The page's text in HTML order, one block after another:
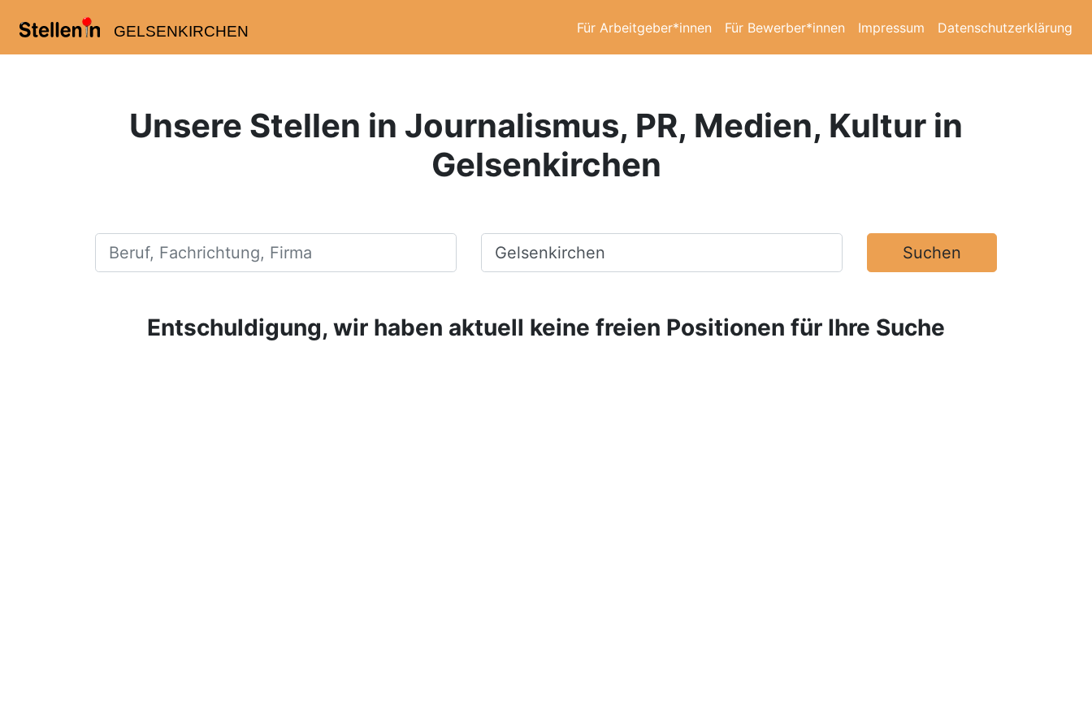
GELSENKIRCHEN Für Arbeitgeber*innen Für Bewerber*innen Impressum Datenschutzerklärung
Unsere Stellen in Journalismus, PR, Medien, Kultur in
Gelsenkirchen
Beruf, Fachrichtung, Firma Ort, Stadt Suchen
Entschuldigung, wir haben aktuell keine freien Positionen für Ihre Suche